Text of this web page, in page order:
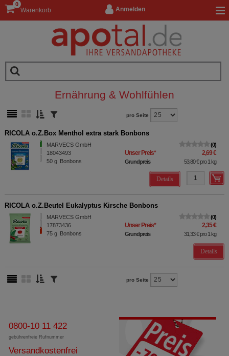
Anmelden
Warenkorb
0
Ernährung & Wohlfühlen
pro Seite
RICOLA o.Z.Box Menthol extra stark Bonbons
MARVECS GmbH
18043493
50 g Bonbons
0
Unser Preis* 2,69 €
Grundpreis 53,80 €pro 1 kg
Details
RICOLA o.Z.Beutel Eukalyptus Kirsche Bonbons
MARVECS GmbH
17873436
75 g Bonbons
0
Unser Preis* 2,35 €
Grundpreis 31,33 €pro 1 kg
Details
pro Seite
0800-10 11 422
gebührenfreie Rufnummer
Versandkostenfrei